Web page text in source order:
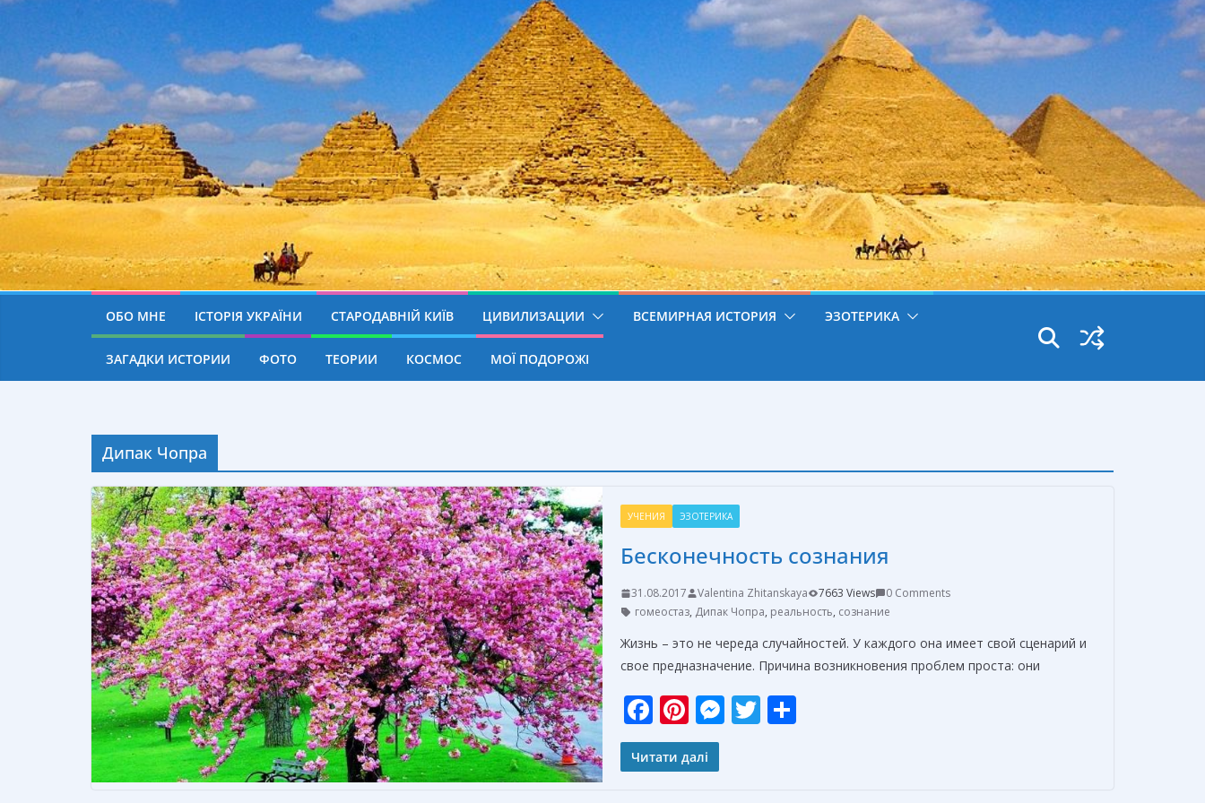
ОБО МНЕ ІСТОРІЯ УКРАЇНИ СТАРОДАВНІЙ КИЇВ ЦИВИЛИЗАЦИИ ВСЕМИРНАЯ ИСТОРИЯ ЭЗОТЕРИКА
ЗАГАДКИ ИСТОРИИ ФОТО ТЕОРИИ КОСМОС МОЇ ПОДОРОЖІ
Дипак Чопра
УЧЕНИЯ ЭЗОТЕРИКА
Бесконечность сознания
31.08.2017 Valentina Zhitanskaya 7663 Views
0 Comments
гомеостаз, Дипак Чопра, реальность, сознание
Жизнь – это не череда случайностей. У каждого она имеет свой сценарий и
свое предназначение. Причина возникновения проблем проста: они
F
ac
e
Pi
nt
er
M T
Читати далі